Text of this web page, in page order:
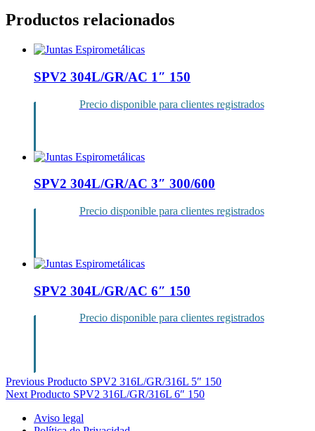
Productos relacionados
SPV2 304L/GR/AC 1″ 150
Precio disponible para clientes registrados
SPV2 304L/GR/AC 3″ 300/600
Precio disponible para clientes registrados
SPV2 304L/GR/AC 6″ 150
Precio disponible para clientes registrados
Navegación
de
entradas
Previous Producto SPV2 316L/GR/316L 5″ 150
Next Producto SPV2 316L/GR/316L 6″ 150
Aviso legal